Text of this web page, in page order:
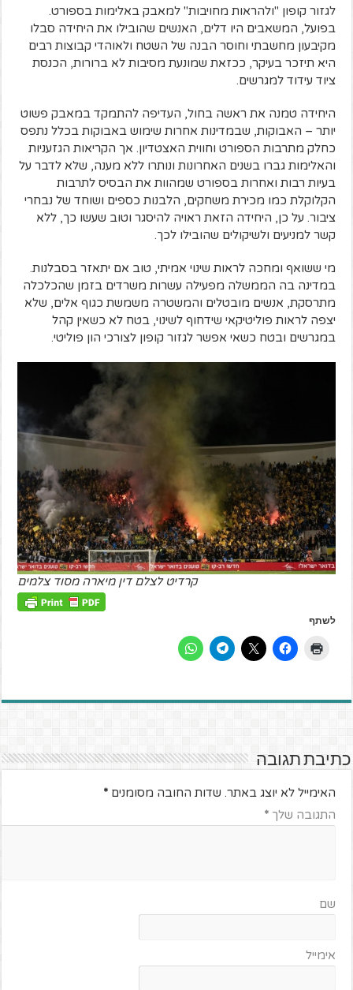
לגזור קופון "ולהראות מחויבות" למאבק באלימות בספורט.
בפועל, המשאבים היו דלים, האנשים שהובילו את היחידה סבלו
מקיבעון מחשבתי וחוסר הבנה של השטח ולאוהדי קבוצות רבים
היא תיזכר בעיקר, ככזאת שמונעת מסיבות לא ברורות, הכנסת
ציוד עידוד למגרשים.
היחידה טמנה את ראשה בחול, העדיפה להתמקד במאבק פשוט
יותר – האבוקות, שבמדינות אחרות שימוש באבוקות בכלל נתפס
כחלק מתרבות הספורט וחווית האצטדיון. אך הקריאות הגזעניות
והאלימות גברו בשנים האחרונות ונותרו ללא מענה, שלא לדבר על
בעיות רבות ואחרות בספורט שמהוות את הבסיס לתרבות
הקלוקלת כמו מכירת משחקים, הלבנות כספים ושוחד של נבחרי
ציבור. על כן, היחידה הזאת ראויה להיסגר וטוב שעשו כך, ללא
קשר למניעים ולשיקולים שהובילו לכך.
מי ששואף ומחכה לראות שינוי אמיתי, טוב אם יתאזר בסבלנות.
במדינה בה הממשלה מפעילה עשרות משרדים בזמן שהכלכלה
מתרסקת, אנשים מובטלים והמשטרה משמשת כגוף אלים, שלא
יצפה לראות פוליטיקאי שידחוף לשינוי, בטח לא כשאין קהל
במגרשים ובטח כשאי אפשר לגזור קופון לצורכי הון פוליטי.
קרדיט לצלם דין מיארה מסוד צלמים
לשתף
כתיבת תגובה
האימייל לא יוצג באתר. שדות החובה מסומנים*
התגובה שלך*
שם
אימייל